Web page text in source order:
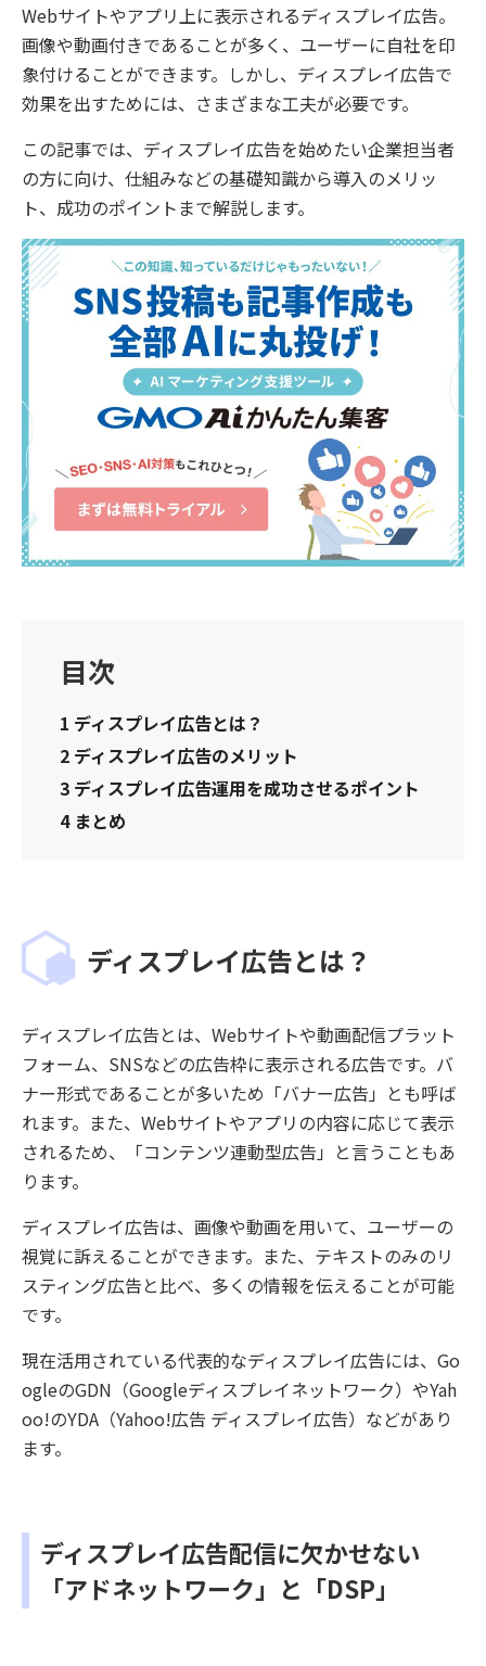
Webサイトやアプリ上に表示されるディスプレイ広告。
画像や動画付きであることが多く、ユーザーに自社を印
象付けることができます。しかし、ディスプレイ広告で
効果を出すためには、さまざまな工夫が必要です。
この記事では、ディスプレイ広告を始めたい企業担当者
の方に向け、仕組みなどの基礎知識から導入のメリッ
ト、成功のポイントまで解説します。
目次
1 ディスプレイ広告とは？
2 ディスプレイ広告のメリット
3 ディスプレイ広告運用を成功させるポイント
4まとめ
ディスプレイ広告とは？
ディスプレイ広告とは、Webサイトや動画配信プラット
フォーム、SNSなどの広告枠に表示される広告です。バ
ナー形式であることが多いため「バナー広告」とも呼ば
れます。また、Webサイトやアプリの内容に応じて表示
されるため、「コンテンツ連動型広告」と言うこともあ
ります。
ディスプレイ広告は、画像や動画を用いて、ユーザーの
視覚に訴えることができます。また、テキストのみのリ
スティング広告と比べ、多くの情報を伝えることが可能
です。
現在活用されている代表的なディスプレイ広告には、Go
ogleのGDN（Googleディスプレイネットワーク）やYah
oo!のYDA（Yahoo!広告 ディスプレイ広告）などがあり
ます。
ディスプレイ広告配信に欠かせない
「アドネットワーク」と「DSP」